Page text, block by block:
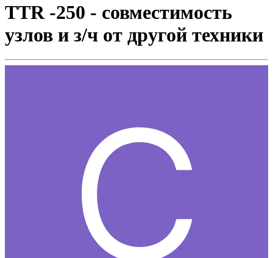
ТТR -250 - совместимость
узлов и з/ч от другой техники